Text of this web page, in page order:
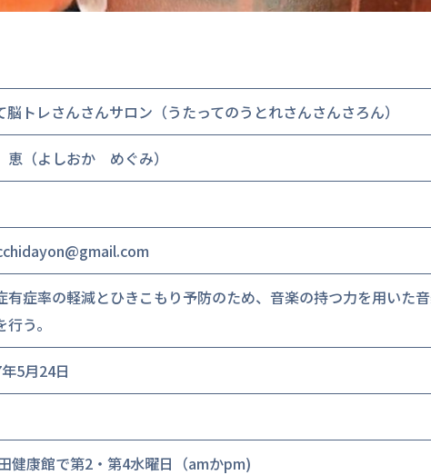
脳トレさんさんサロン（うたってのうとれさんさんさろん）
（よしおか めぐみ）
有症率の軽減とひきこもり予防のため、音楽の持つ力を用いた
う。
5月24日
健康館で第2・第4水曜日（amかpm)